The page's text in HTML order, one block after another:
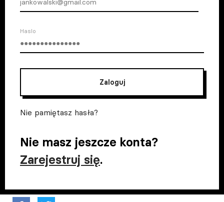
Haslo
Zaloguj
Nie pamiętasz hasła?
Nie masz jeszcze konta?
Zarejestruj się.